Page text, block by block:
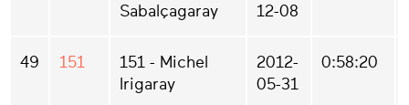
Sabalçagaray
12-08
49 151
151 - Michel
Irigaray
2012-
05-31
0:58:20